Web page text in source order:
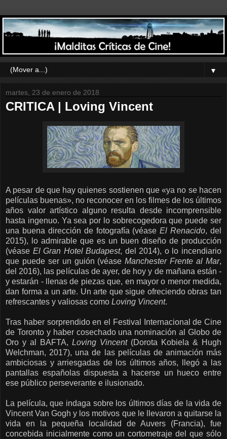
▼
martes, 23 de enero de 2018
CRITICA | Loving Vincent
A pesar de que hay quienes sostienen que «ya no se hacen
películas buenas», no reconocer en los filmes de los últimos
años valor artístico alguno resulta desde incomprensible
hasta ingenuo. Ya sea por lo sobrecogedora que puede ser
una buena dirección de fotografía (véaseEl Renacido, del
2015), lo admirable que es un buen diseño de producción
(véase El Gran Hotel Budapest, del 2014), o lo incendiario
que puede ser un guión (véaseManchester Frente al Mar,
del 2016), las películas de ayer, de hoy y de mañana están -
y estarán - llenas de piezas que, en mayor o menor medida,
dan forma a un arte. Un arte que sigue ofreciendo obras tan
refrescantes y valiosas como Loving Vincent.
Tras haber sorprendido en el Festival Internacional de Cine
de Toronto y haber cosechado una nominación al Globo de
Oro y al BAFTA, Loving Vincent(Dorota Kobiela & Hugh
Welchman, 2017), una de las películas de animación más
ambiciosas y arriesgadas de los últimos años, llegó a las
pantallas españolas dispuesta a hacerse un hueco entre
ese público perseverante e ilusionado.
La película, que indaga sobre los últimos días de la vida de
Vincent Van Gogh y los motivos que le llevaron a quitarse la
vida en la pequeña localidad de Auvers (Francia), fue
concebida inicialmente como un cortometraje del que sólo